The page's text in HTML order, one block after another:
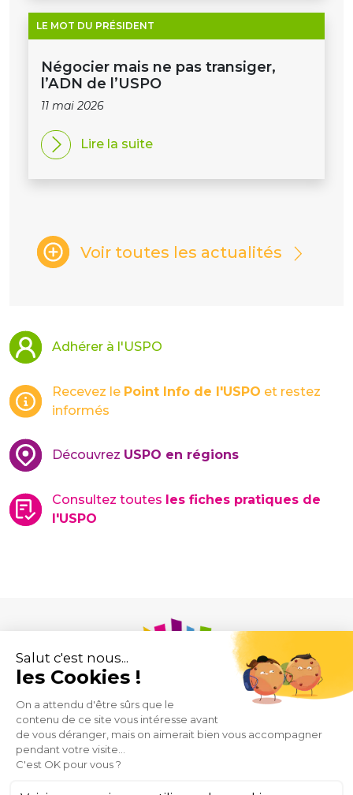
LE MOT DU PRÉSIDENT
Négocier mais ne pas transiger,
l’ADN de l’USPO
11 mai 2026
Lire la suite
Voir toutes les actualités
Adhérer à l'USPO
Recevez le Point Info de l'USPO et restez
informés
Découvrez USPO en régions
Consultez toutes les fiches pratiques de
l'USPO
Union des Syndicats de Pharmaciens d’Officine
43 rue de Provence